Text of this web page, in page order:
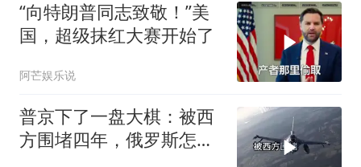
“向特朗普同志致敬！”美
国，超级抹红大赛开始了
阿芒娱乐说
普京下了一盘大棋：被西
方围堵四年，俄罗斯怎么